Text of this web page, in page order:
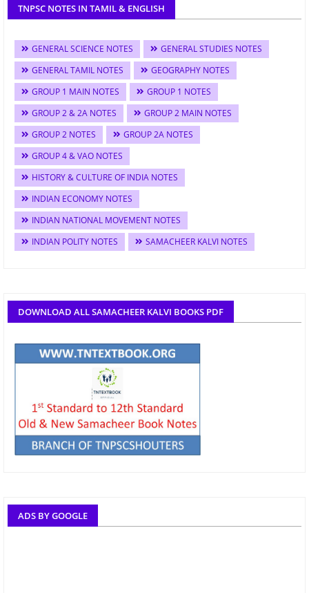
TNPSC NOTES IN TAMIL & ENGLISH
GENERAL SCIENCE NOTES
GENERAL STUDIES NOTES
GENERAL TAMIL NOTES
GEOGRAPHY NOTES
GROUP 1 MAIN NOTES
GROUP 1 NOTES
GROUP 2 & 2A NOTES
GROUP 2 MAIN NOTES
GROUP 2 NOTES
GROUP 2A NOTES
GROUP 4 & VAO NOTES
HISTORY & CULTURE OF INDIA NOTES
INDIAN ECONOMY NOTES
INDIAN NATIONAL MOVEMENT NOTES
INDIAN POLITY NOTES
SAMACHEER KALVI NOTES
DOWNLOAD ALL SAMACHEER KALVI BOOKS PDF
ADS BY GOOGLE